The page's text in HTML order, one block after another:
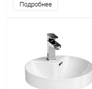
Подробнее